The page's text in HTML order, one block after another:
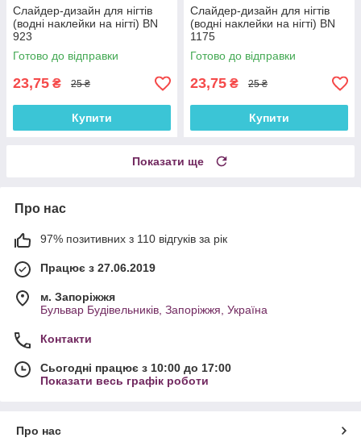
Слайдер-дизайн для нігтів
(водні наклейки на нігті) BN
923
Готово до відправки
23,75 ₴ 25 ₴
Купити
Слайдер-дизайн для нігтів
(водні наклейки на нігті) BN
1175
Готово до відправки
23,75 ₴ 25 ₴
Купити
Показати ще
Про нас
97% позитивних з 110 відгуків за рік
Працює з 27.06.2019
м. Запоріжжя
Бульвар Будівельників, Запоріжжя, Україна
Контакти
Сьогодні працює з 10:00 до 17:00
Показати весь графік роботи
Про нас